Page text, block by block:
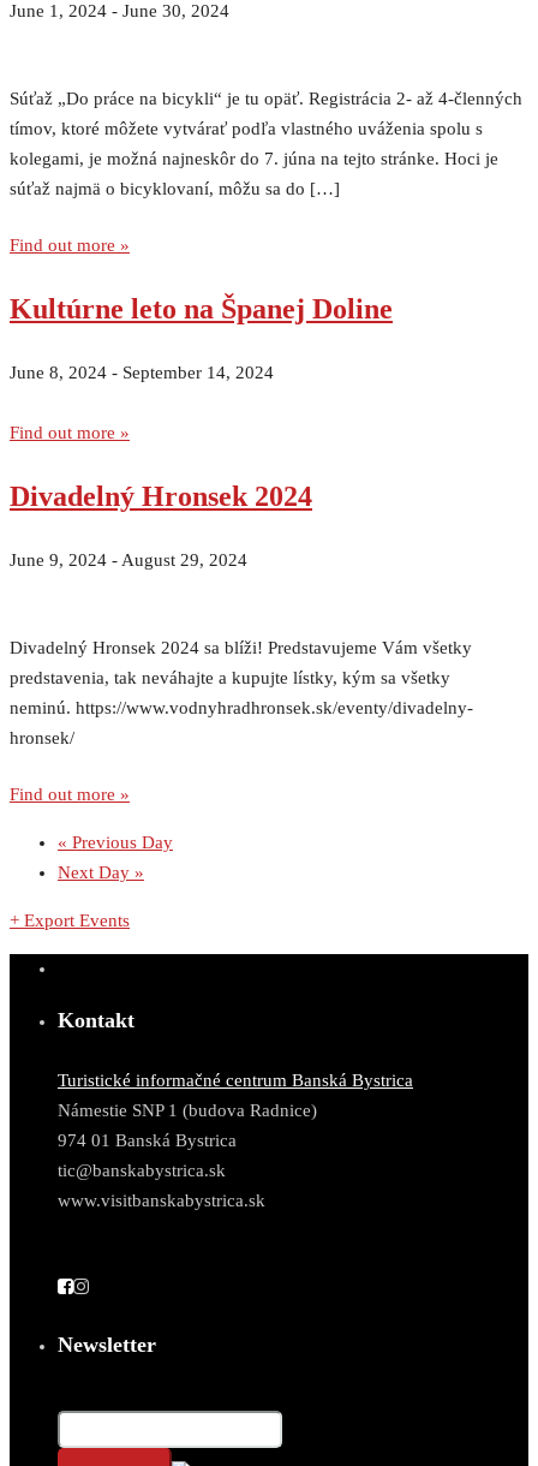
June 1, 2024 - June 30, 2024
Súťaž „Do práce na bicykli“ je tu opäť. Registrácia 2- až 4-členných
tímov, ktoré môžete vytvárať podľa vlastného uváženia spolu s
kolegami, je možná najneskôr do 7. júna na tejto stránke. Hoci je
súťaž najmä o bicyklovaní, môžu sa do […]
Find out more »
Kultúrne leto na Španej Doline
June 8, 2024 - September 14, 2024
Find out more »
Divadelný Hronsek 2024
June 9, 2024 -August 29, 2024
Divadelný Hronsek 2024 sa blíži! Predstavujeme Vám všetky
predstavenia, tak neváhajte a kupujte lístky, kým sa všetky
neminú. https://www.vodnyhradhronsek.sk/eventy/divadelny-
hronsek/
Find out more »
« Previous Day
Next Day »
+ Export Events
Kontakt
Turistické informačné centrum Banská Bystrica
Námestie SNP 1 (budova Radnice)
974 01 Banská Bystrica
tic@banskabystrica.sk
www.visitbanskabystrica.sk
Newsletter